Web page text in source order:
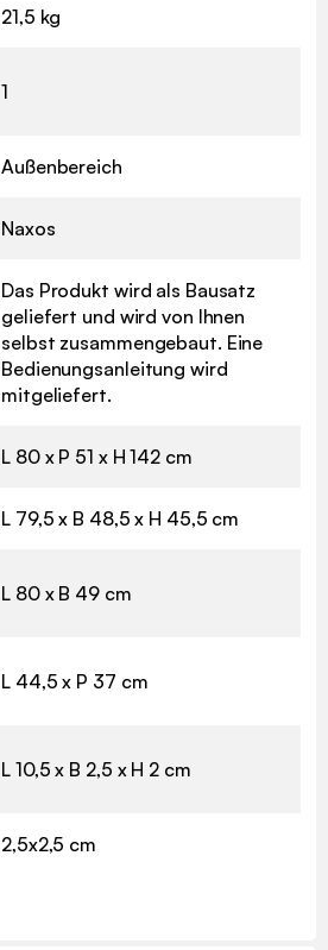
21,5 kg
1
Außenbereich
Naxos
Das Produkt wird als Bausatz
geliefert und wird von Ihnen
selbst zusammengebaut. Eine
Bedienungsanleitung wird
mitgeliefert.
L 80 x P 51 x H 142 cm
L 79,5 x B 48,5 x H 45,5 cm
L 80 x B 49 cm
L 44,5 x P 37 cm
L 10,5 x B 2,5 x H 2 cm
2,5x2,5 cm